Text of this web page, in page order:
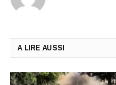
A LIRE AUSSI